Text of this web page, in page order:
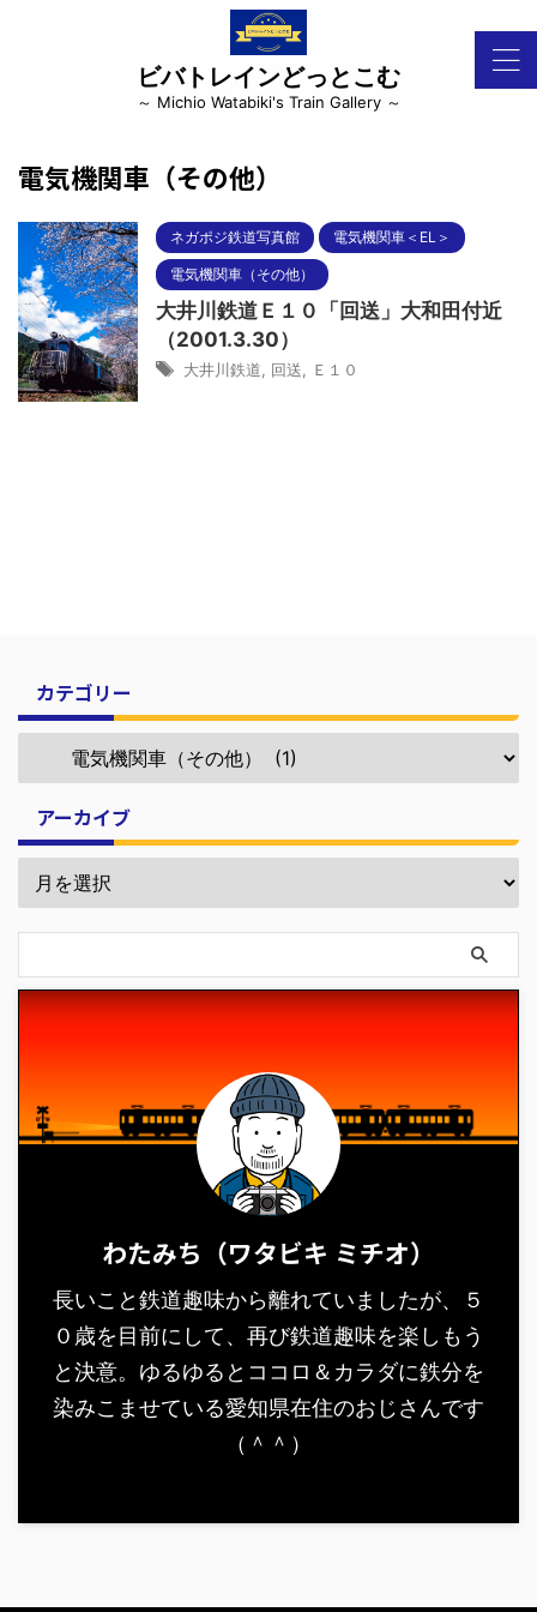
ビバトレインどっとこむ
～ Michio Watabiki's Train Gallery ～
電気機関車（その他）
ネガポジ鉄道写真館 電気機関車＜EL＞
電気機関車（その他）
大井川鉄道Ｅ１０「回送」大和田付近
（2001.3.30）
大井川鉄道 回送 Ｅ１０
カテゴリー
アーカイブ
わたみち（ワタビキ ミチオ）
長いこと鉄道趣味から離れていましたが、５
０歳を目前にして、再び鉄道趣味を楽しもう
と決意。ゆるゆるとココロ＆カラダに鉄分を
染みこませている愛知県在住のおじさんです
（＾＾）